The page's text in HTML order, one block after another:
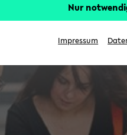
Nur
Impressum